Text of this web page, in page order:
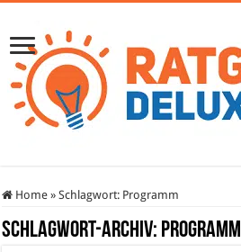
Home » Schlagwort: Programm
Schlagwort-Archiv: Programm